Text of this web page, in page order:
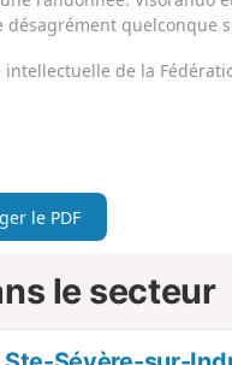
quelconque
de la
le PDF
le secteur